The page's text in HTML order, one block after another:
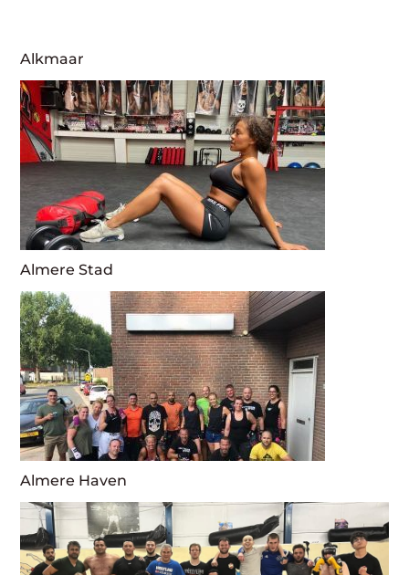
Alkmaar
Almere Stad
Almere Haven